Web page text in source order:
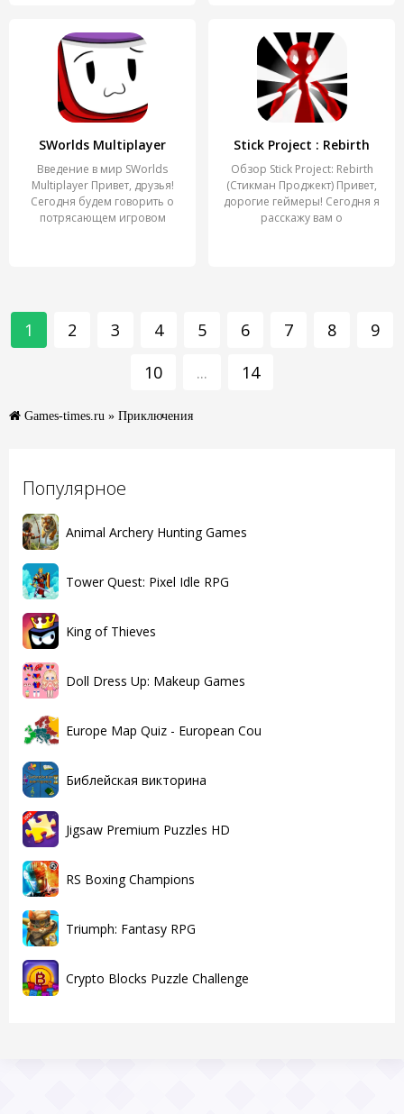
Популярное
Animal Archery Hunting Games
Tower Quest: Pixel Idle RPG
King of Thieves
Doll Dress Up: Makeup Games
Europe Map Quiz - European Cou
Библейская викторина
Jigsaw Premium Puzzles HD
RS Boxing Champions
Triumph: Fantasy RPG
Crypto Blocks Puzzle Challenge
SWorlds Multiplayer
Введение в мир SWorlds
Multiplayer Привет, друзья!
Сегодня будем говорить о
потрясающем игровом
Stick Project : Rebirth
Обзор Stick Project: Rebirth
(Стикман Проджект) Привет,
дорогие геймеры! Сегодня я
расскажу вам о
1 2 3 4 5 6 7 8
9
10
... 14
Games-times.ru » Приключения